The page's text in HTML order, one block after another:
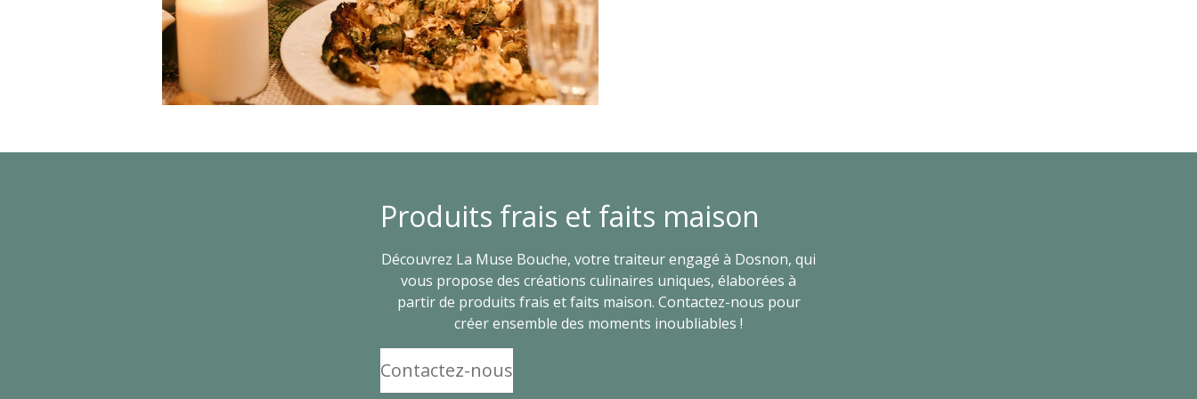
Produits frais et faits maison
Découvrez La Muse Bouche, votre traiteur engagé à Dosnon, qui
vous propose des créations culinaires uniques, élaborées à
partir de produits frais et faits maison. Contactez-nous pour
créer ensemble des moments inoubliables !
Contactez-nous